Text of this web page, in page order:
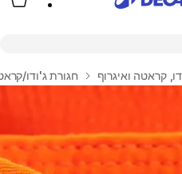
קראטה ואיגרוף חגורת ג'ודו/קראטה 2.8 מטר